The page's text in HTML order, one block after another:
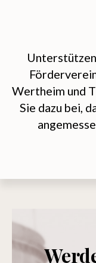
Wertheim und
Sie dazu bei,